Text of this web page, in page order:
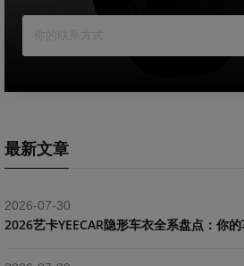
最新文章
2026-07-30
2026艺卡YEECAR隐形车衣全系盘点：你